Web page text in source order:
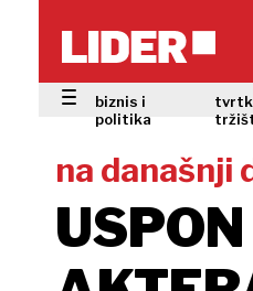
biznis i
politika
na današnji